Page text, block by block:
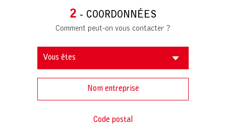
2 - COORDONNÉES
Comment peut-on vous contacter ?